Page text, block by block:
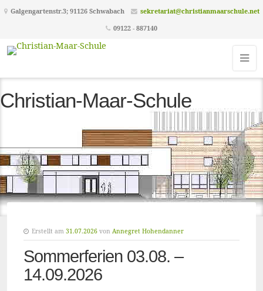
Galgengartenstr.3; 91126 Schwabach
sekretariat@christianmaarschule.net
09122 - 887140
Christian-Maar-Schule
Erstellt am 31.07.2026 von Annegret Hohendanner
Sommerferien 03.08. –
14.09.2026